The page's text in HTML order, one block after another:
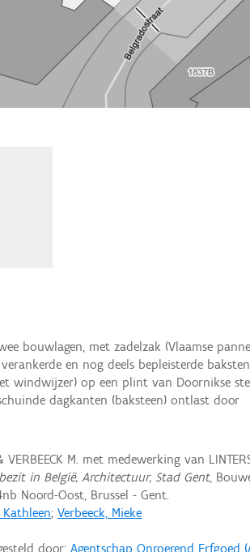
bouwlagen, met zadelzak (Vlaamse
en nog deels bepleisterde
windwijzer) op een plint van Doornikse
dagkanten (baksteen) ontlast door
VERBEECK M. met medewerking van
in België, Architectuur, Stad Gent,
Noord-Oost, Brussel - Gent.
Kathleen;Verbeeck, Mieke
door:Agentschap Onroerend Erfgoed